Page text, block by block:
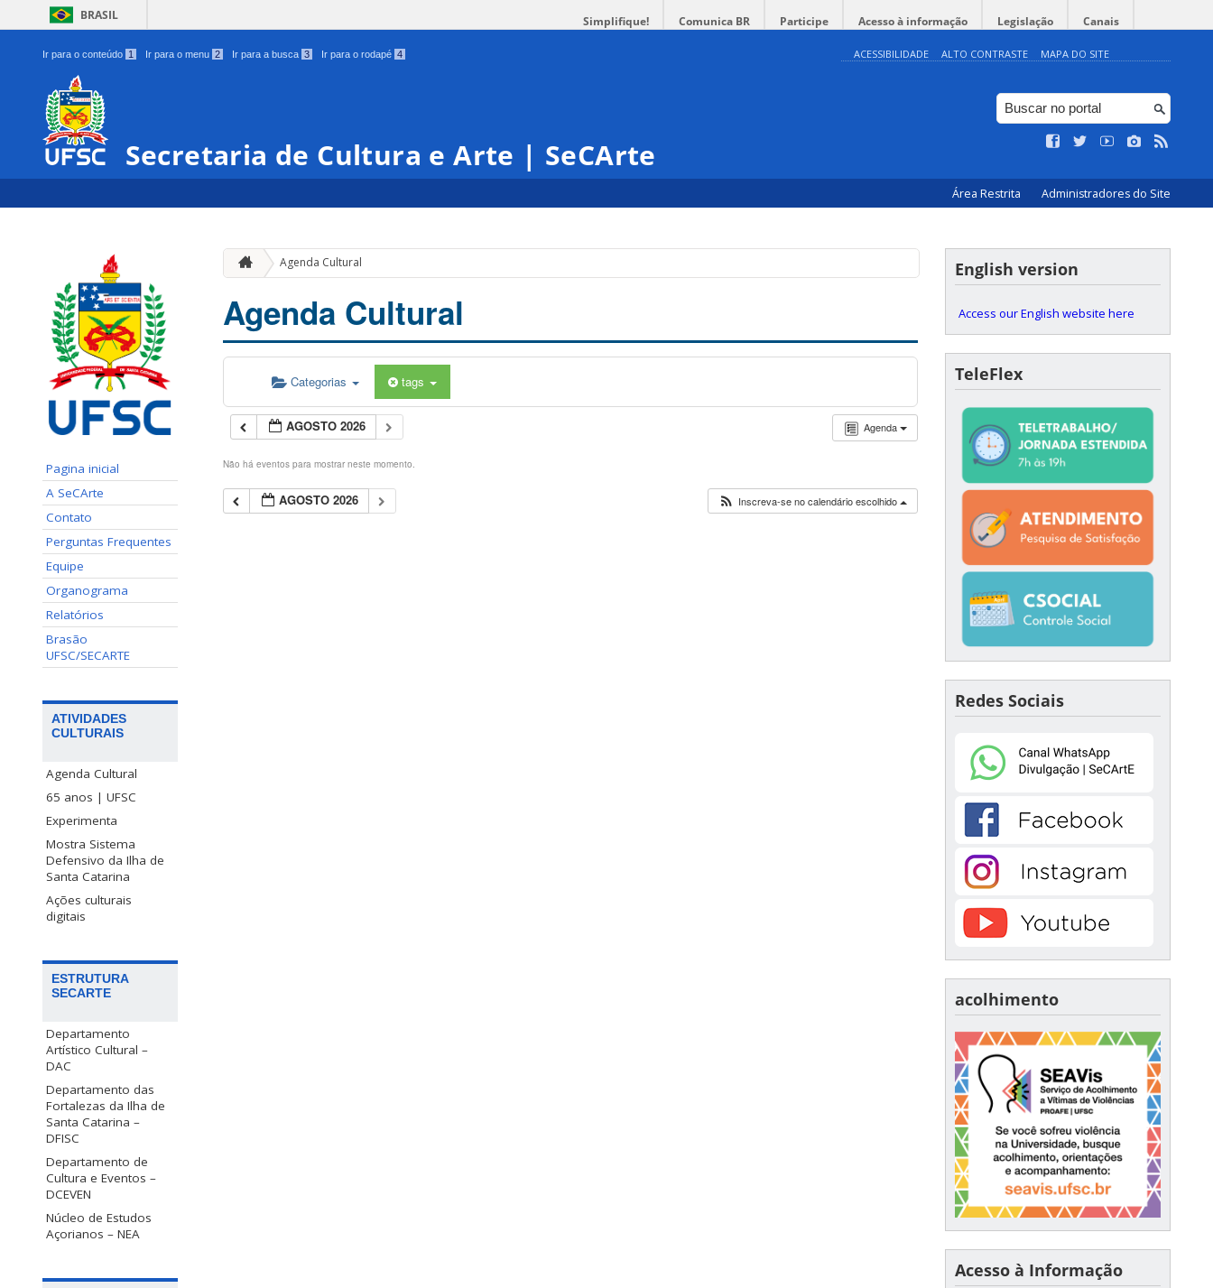
BRASIL Simplifique! Comunica BR Participe Acesso à informação Legislação Canais
Ir para o conteúdo 1 Ir para o menu 2 Ir para a busca 3 Ir para o rodapé 4 ACESSIBILIDADE ALTO CONTRASTE MAPA DO SITE
Secretaria de Cultura e Arte | SeCArte
Área Restrita Administradores do Site
Pagina inicial
A SeCArte
Contato
Perguntas Frequentes
Equipe
Organograma
Relatórios
Brasão
UFSC/SECARTE
ATIVIDADES
CULTURAIS
Agenda Cultural
65 anos | UFSC
Experimenta
Mostra Sistema
Defensivo da Ilha de
Santa Catarina
Ações culturais
digitais
ESTRUTURA
SECARTE
Departamento
Artístico Cultural –
DAC
Departamento das
Fortalezas da Ilha de
Santa Catarina –
DFISC
Departamento de
Cultura e Eventos –
DCEVEN
Núcleo de Estudos
Açorianos – NEA
Agenda Cultural
Agenda Cultural
Categorias tags
Agenda
AGOSTO 2026
Não há eventos para mostrar neste momento.
AGOSTO 2026 Inscreva-se no calendário escolhido
English version
Access our English website here
TeleFlex
Redes Sociais
acolhimento
Acesso à Informação